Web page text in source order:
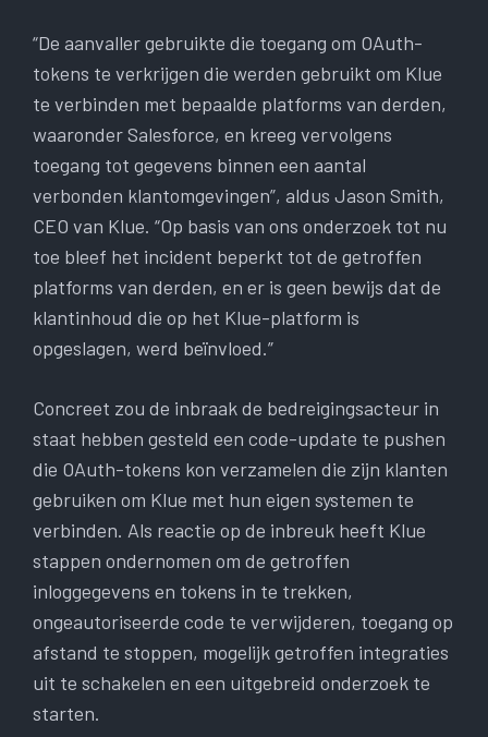
“De aanvaller gebruikte die toegang om OAuth-
tokens te verkrijgen die werden gebruikt om Klue
te verbinden met bepaalde platforms van derden,
waaronder Salesforce, en kreeg vervolgens
toegang tot gegevens binnen een aantal
verbonden klantomgevingen”, aldus Jason Smith,
CEO van Klue. “Op basis van ons onderzoek tot nu
toe bleef het incident beperkt tot de getroffen
platforms van derden, en er is geen bewijs dat de
klantinhoud die op het Klue-platform is
opgeslagen, werd beïnvloed.”
Concreet zou de inbraak de bedreigingsacteur in
staat hebben gesteld een code-update te pushen
die OAuth-tokens kon verzamelen die zijn klanten
gebruiken om Klue met hun eigen systemen te
verbinden. Als reactie op de inbreuk heeft Klue
stappen ondernomen om de getroffen
inloggegevens en tokens in te trekken,
ongeautoriseerde code te verwijderen, toegang op
afstand te stoppen, mogelijk getroffen integraties
uit te schakelen en een uitgebreid onderzoek te
starten.